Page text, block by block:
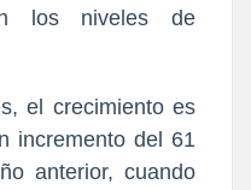
los niveles de
el crecimiento es
incremento del 61
anterior, cuando